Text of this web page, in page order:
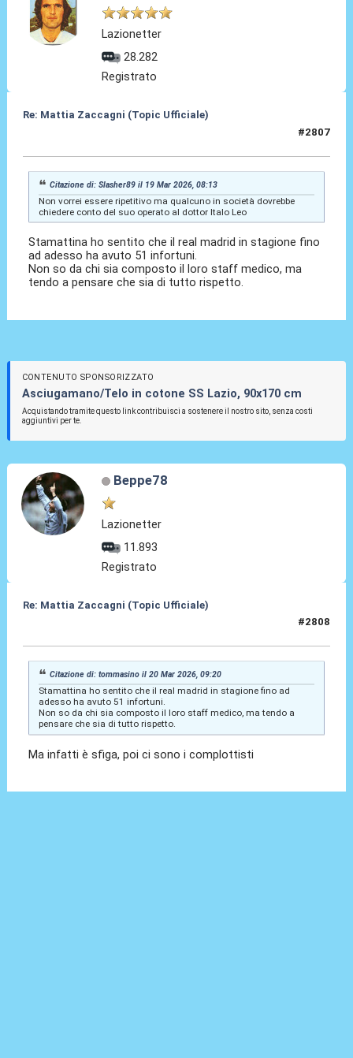
Lazionetter
28.282
Registrato
Re: Mattia Zaccagni (Topic Ufficiale)
#2807
Citazione di: Slasher89 il 19 Mar 2026, 08:13
Non vorrei essere ripetitivo ma qualcuno in società dovrebbe
chiedere conto del suo operato al dottor Italo Leo
Stamattina ho sentito che il real madrid in stagione fino
ad adesso ha avuto 51 infortuni.
Non so da chi sia composto il loro staff medico, ma
tendo a pensare che sia di tutto rispetto.
CONTENUTO SPONSORIZZATO
Asciugamano/Telo in cotone SS Lazio, 90x170 cm
Acquistando tramite questo link contribuisci a sostenere il nostro sito, senza costi
aggiuntivi per te.
Beppe78
Lazionetter
11.893
Registrato
Re: Mattia Zaccagni (Topic Ufficiale)
#2808
Citazione di: tommasino il 20 Mar 2026, 09:20
Stamattina ho sentito che il real madrid in stagione fino ad
adesso ha avuto 51 infortuni.
Non so da chi sia composto il loro staff medico, ma tendo a
pensare che sia di tutto rispetto.
Ma infatti è sfiga, poi ci sono i complottisti